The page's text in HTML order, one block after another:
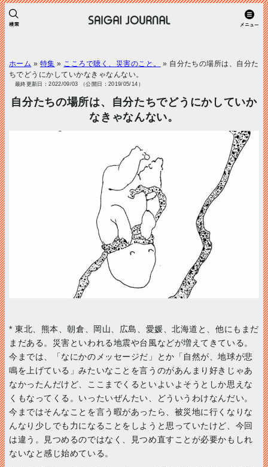
ホーム » 特集 » こころで聴く、災害のこと。 » 自分たちの場所は、自分た
ちでどうにかしていかなきゃなんない。
最終更新日：2022/09/03 （公開日：2019/05/14）
自分たちの場所は、自分たちでどうにかしていか
なきゃなんない。
*東北、熊本、朝倉、岡山、広島、愛媛、北海道と、他にもまだ
まだある。災害といわれる地震や台風などが増えてきている。
今までは、「なにかのメッセージだ」とか「自然が、地球が悲
鳴を上げている」みたいなことを言うのがあんまり好きじゃあ
なかったんだけど、ここまでくるといよいよそうとしか思えな
くもなってくる。いったいぜんたい、どういうわけなんだい。
今まではそんなことを言う暇があったら、被災地に行くなりな
んなり少しでも力になることをしようと思っていたけど、今回
は違う。見つめるのではなく、見つめ直すことが必要かもしれ
ないなと感じ始めている。